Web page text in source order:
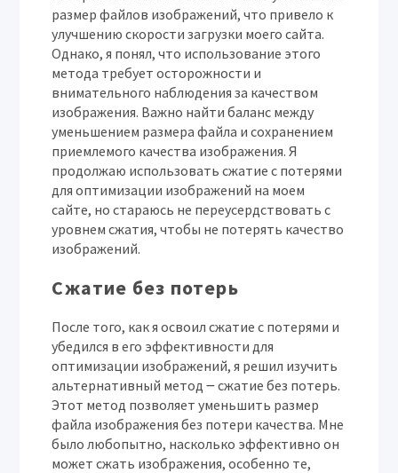
размер файлов изображений, что привело к
улучшению скорости загрузки моего сайта.
Однако, я понял, что использование этого
метода требует осторожности и
внимательного наблюдения за качеством
изображения. Важно найти баланс между
уменьшением размера файла и сохранением
приемлемого качества изображения. Я
продолжаю использовать сжатие с потерями
для оптимизации изображений на моем
сайте, но стараюсь не переусердствовать с
уровнем сжатия, чтобы не потерять качество
изображений.
Сжатие без потерь
После того, как я освоил сжатие с потерями и
убедился в его эффективности для
оптимизации изображений, я решил изучить
альтернативный метод ౼ сжатие без потерь.
Этот метод позволяет уменьшить размер
файла изображения без потери качества. Мне
было любопытно, насколько эффективно он
может сжать изображения, особенно те,